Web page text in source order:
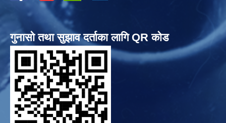
गुनासो तथा सुझाव दर्ताका लागि QR कोड